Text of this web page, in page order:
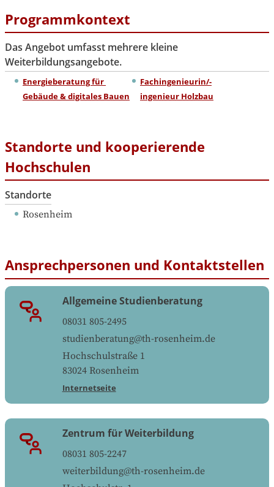
Programmkontext
Das Angebot umfasst mehrere kleine
Weiterbildungsangebote.
Energieberatung für
Gebäude & digitales Bauen
Fachingenieurin/-
ingenieur Holzbau
Standorte und kooperierende
Hochschulen
Standorte
Rosenheim
Ansprechpersonen und Kontaktstellen
Allgemeine Studienberatung
08031 805-2495
studienberatung@th-rosenheim.de
Hochschulstraße 1
83024 Rosenheim
Internetseite
Zentrum für Weiterbildung
08031 805-2247
weiterbildung@th-rosenheim.de